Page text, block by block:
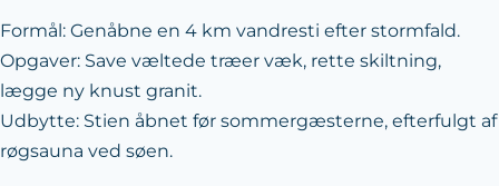
Formål: Genåbne en 4 km vandresti efter stormfald.
Opgaver: Save væltede træer væk, rette skiltning,
lægge ny knust granit.
Udbytte: Stien åbnet før sommergæsterne, efterfulgt af
røgsauna ved søen.